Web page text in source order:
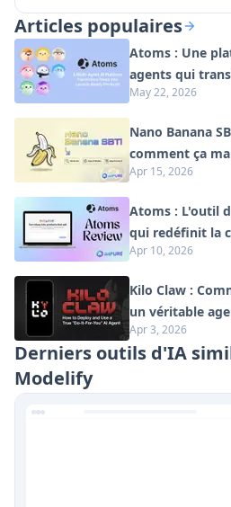
prolongée
Peut avoir des limitations
d'images complexes ou
Articles populaires
Atoms : Une
agents qui
produits prêts à
May 22, 2026
Nano Banana
comment ça
l'utiliser en 2026
Apr 15, 2026
Atoms : L'outil
qui redéfinit la
2026
Apr 10, 2026
Kilo Claw :
un véritable
vous" (Mise à
Apr 3, 2026
Derniers outils d'IA
Modelify